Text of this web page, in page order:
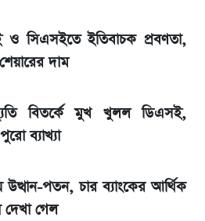
সোনার দাম
রহমান—তুলনায় যা বললেন
ও সিএসইতে ইতিবাচক প্রবণতা,
দাম
বিতর্কে মুখ খুলল ডিএসই,
ব্যাখ্যা
উত্থান-পতন, চার ব্যাংকের আর্থিক
দেখা গেল